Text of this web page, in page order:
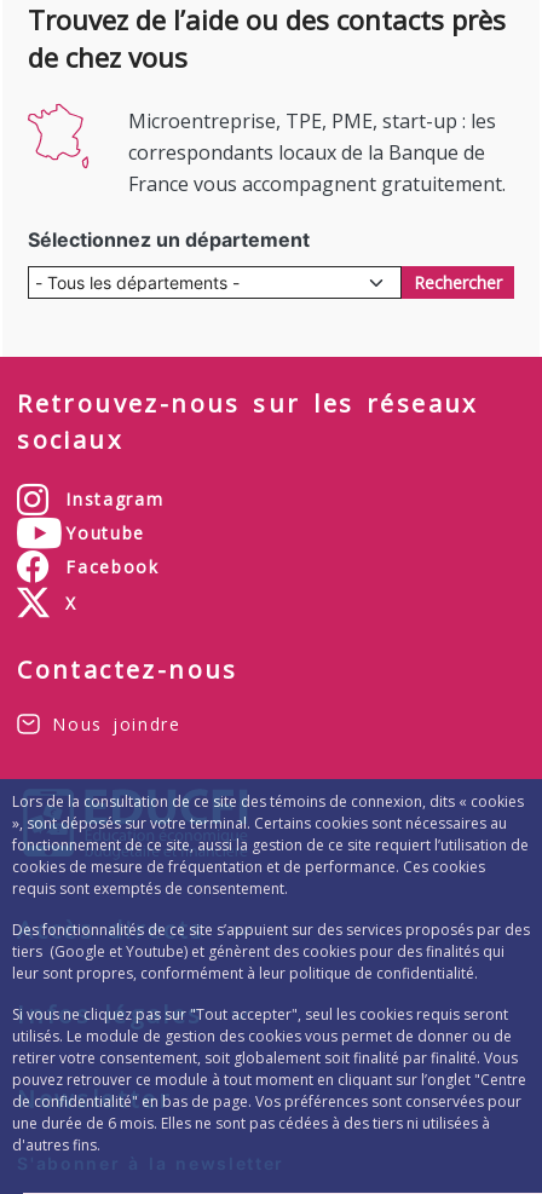
Lors de la consultation de ce site des témoins de connexion, dits « cookies
», sont déposés sur votre terminal. Certains cookies sont nécessaires au
fonctionnement de ce site, aussi la gestion de ce site requiert l’utilisation de
cookies de mesure de fréquentation et de performance. Ces cookies
requis sont exemptés de consentement.
Des fonctionnalités de ce site s’appuient sur des services proposés par des
tiers (Google et Youtube) et génèrent des cookies pour des finalités qui
leur sont propres, conformément à leur politique de confidentialité.
Si vous ne cliquez pas sur "Tout accepter", seul les cookies requis seront
utilisés. Le module de gestion des cookies vous permet de donner ou de
retirer votre consentement, soit globalement soit finalité par finalité. Vous
pouvez retrouver ce module à tout moment en cliquant sur l’onglet "Centre
de confidentialité" en bas de page. Vos préférences sont conservées pour
une durée de 6 mois. Elles ne sont pas cédées à des tiers ni utilisées à
d'autres fins.
Trouvez de l’aide ou des contacts près
de chez vous
Microentreprise, TPE, PME, start-up : les
correspondants locaux de la Banque de
France vous accompagnent gratuitement.
Sélectionnez un département
Rechercher
Retrouvez-nous sur les réseaux
sociaux
Instagram
Youtube
Facebook
X
Contactez-nous
Nous joindre
Accès directs
Infos légales
Newsletter
Formulaire d’inscription à la lettre